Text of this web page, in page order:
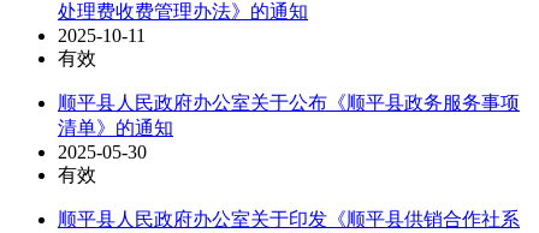
处理费收费管理办法》的通知
2025-10-11
有效
顺平县人民政府办公室关于公布《顺平县政务服务事项
清单》的通知
2025-05-30
有效
顺平县人民政府办公室关于印发《顺平县供销合作社系